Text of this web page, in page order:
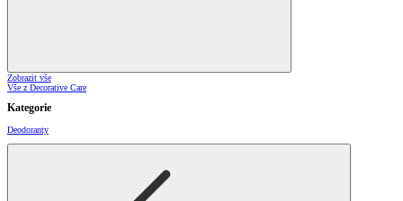
Zobrazit vše
Vše z Decorative Care
Kategorie
Deodoranty